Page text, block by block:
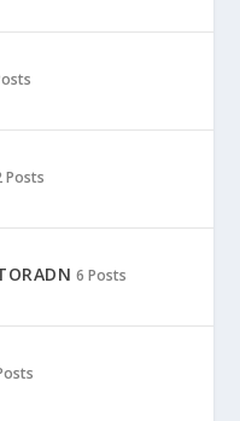
Posts
6 Posts